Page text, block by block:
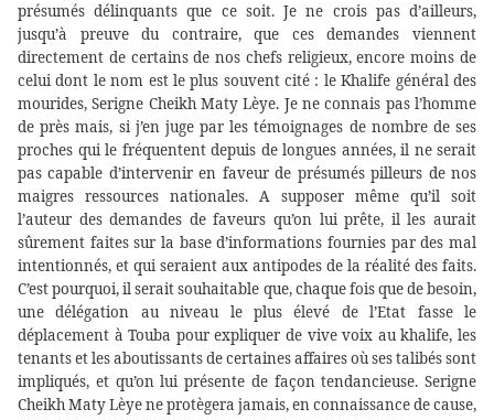
présumés délinquants que ce soit. Je ne crois pas d’ailleurs,
jusqu’à preuve du contraire, que ces demandes viennent
directement de certains de nos chefs religieux, encore moins de
celui dont le nom est le plus souvent cité : le Khalife général des
mourides, Serigne Cheikh Maty Lèye. Je ne connais pas l’homme
de près mais, si j’en juge par les témoignages de nombre de ses
proches qui le fréquentent depuis de longues années, il ne serait
pas capable d’intervenir en faveur de présumés pilleurs de nos
maigres ressources nationales. A supposer même qu’il soit
l’auteur des demandes de faveurs qu’on lui prête, il les aurait
sûrement faites sur la base d’informations fournies par des mal
intentionnés, et qui seraient aux antipodes de la réalité des faits.
C’est pourquoi, il serait souhaitable que, chaque fois que de besoin,
une délégation au niveau le plus élevé de l’Etat fasse le
déplacement à Touba pour expliquer de vive voix au khalife, les
tenants et les aboutissants de certaines affaires où ses talibés sont
impliqués, et qu’on lui présente de façon tendancieuse. Serigne
Cheikh Maty Lèye ne protègera jamais, en connaissance de cause,